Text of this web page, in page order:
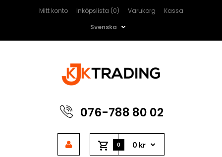
Mitt konto Inköpslista (0) Varukorg
Kassa
Svenska
076-788 80 02
0 0 kr